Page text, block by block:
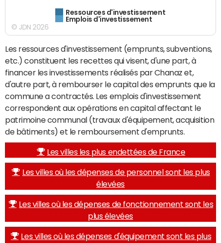
Ressources d'investissement
Emplois d'investissement
© JDN 2026
Les ressources d'investissement (emprunts, subventions,
etc.) constituent les recettes qui visent, d'une part, à
financer les investissements réalisés par Chanaz et,
d'autre part, à rembourser le capital des emprunts que la
commune a contractés. Les emplois d'investissement
correspondent aux opérations en capital affectant le
patrimoine communal (travaux d'équipement, acquisition
de bâtiments) et le remboursement d'emprunts.
Les villes les plus endettées de France
Les villes où les dépenses de personnel sont les plus
élevées
Les villes où les dépenses de fonctionnement sont les
plus élevées
Les villes où les dépenses d'équipement sont les plus